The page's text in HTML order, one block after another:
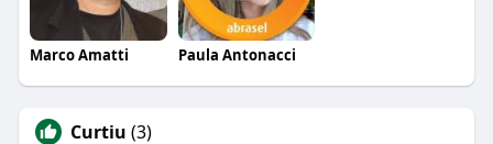
Marco Amatti Paula Antonacci
Curtiu (3)